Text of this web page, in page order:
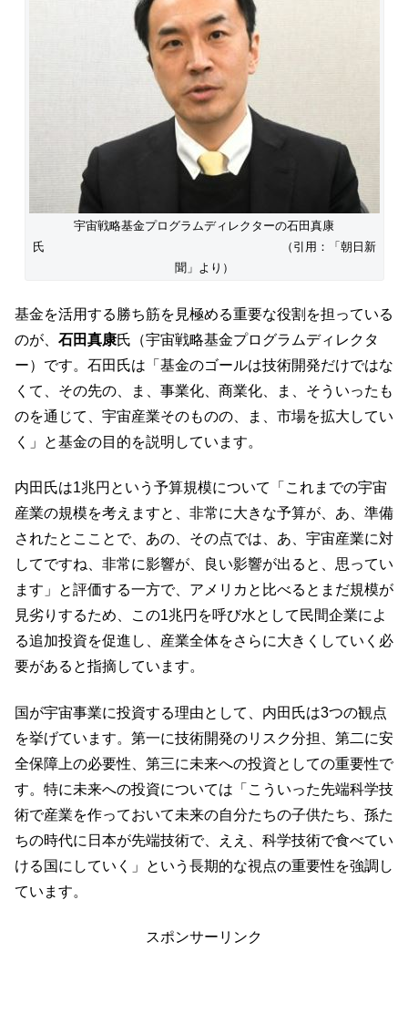
宇宙戦略基金プログラムディレクターの石田真康
氏 （引用：「朝日新
聞」より）
基金を活用する勝ち筋を見極める重要な役割を担っている
のが、 石田真康氏（宇宙戦略基金プログラムディレクタ
ー）です。石田氏は「基金のゴールは技術開発だけではな
くて、その先の、ま、事業化、商業化、ま、そういったも
のを通じて、宇宙産業そのものの、ま、市場を拡大してい
く」と基金の目的を説明しています。
内田氏は1兆円という予算規模について「これまでの宇宙
産業の規模を考えますと、非常に大きな予算が、あ、準備
されたとこことで、あの、その点では、あ、宇宙産業に対
してですね、非常に影響が、良い影響が出ると、思ってい
ます」と評価する一方で、アメリカと比べるとまだ規模が
見劣りするため、この1兆円を呼び水として民間企業によ
る追加投資を促進し、産業全体をさらに大きくしていく必
要があると指摘しています。
国が宇宙事業に投資する理由として、内田氏は3つの観点
を挙げています。第一に技術開発のリスク分担、第二に安
全保障上の必要性、第三に未来への投資としての重要性で
す。特に未来への投資については「こういった先端科学技
術で産業を作っておいて未来の自分たちの子供たち、孫た
ちの時代に日本が先端技術で、ええ、科学技術で食べてい
ける国にしていく」という長期的な視点の重要性を強調し
ています。
スポンサーリンク